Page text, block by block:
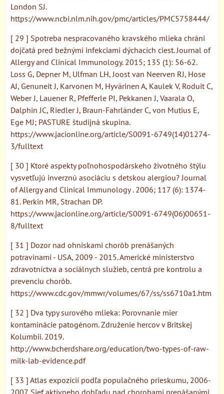
London SJ.
https://www.ncbi.nlm.nih.gov/pmc/articles/PMC5758444/
[ 29 ] Spotreba nespracovaného kravského mlieka chráni
dojčatá pred bežnými infekciami dýchacích ciest. Journal of
Allergy and Clinical Immunology. 2015; 135 (1): 56-62.
Loss G, Depner M, Ulfman LH, Joost van Neerven RJ, Hose
AJ, Genuneit J, Karvonen M, Hyvärinen A, Kaulek V, Roduit C,
Weber J, Lauener R, Pfefferle PI, Pekkanen J, Vaarala O,
Dalphin JC, Riedler J, Braun-Fahrländer C, von Mutius E,
Ege MJ; PASTURE študijná skupina.
https://www.jacionline.org/article/S0091-6749(14)01274-
3/fulltext
[ 30 ] Ktoré aspekty poľnohospodárskeho životného štýlu
vysvetľujú inverznú asociáciu s detskou alergiou? Journal
of Allergy and Clinical Immunology . 2006; 117 (6): 1374-
81. Perkin MR, Strachan DP.
https://www.jacionline.org/article/S0091-6749(06)00651-
8/fulltext
[ 31 ] Dozor nad ohniskami chorôb prenášaných
potravinami - USA, 2009 - 2015. Americké ministerstvo
zdravotníctva a sociálnych služieb, centrá pre kontrolu a
prevenciu chorôb.
https://www.cdc.gov/mmwr/volumes/67/ss/ss6710a1.htm
[ 32 ] Dva typy surového mlieka: Porovnanie mier
kontaminácie patogénom. Združenie hercov v Britskej
Kolumbii. 2019.
http://www.bcherdshare.org/education/two-types-of-raw-
milk-lab-evidence.pdf
[ 33 ] Atlas expozícií podľa populačného prieskumu, 2006-
2007. Sieť aktívneho dohľadu nad chorobami prenášanými